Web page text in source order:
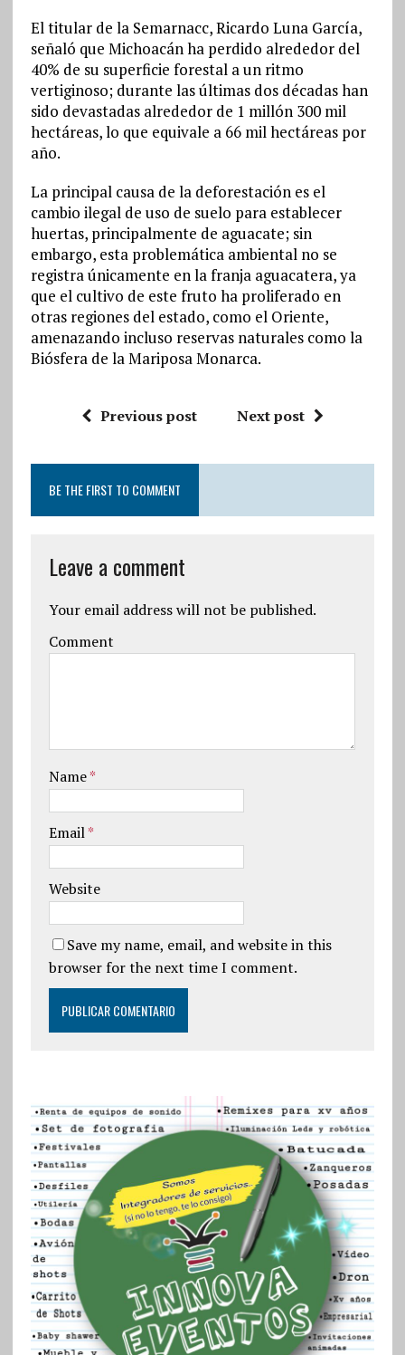
El titular de la Semarnacc, Ricardo Luna García,
señaló que Michoacán ha perdido alrededor del
40% de su superficie forestal a un ritmo
vertiginoso; durante las últimas dos décadas han
sido devastadas alrededor de 1 millón 300 mil
hectáreas, lo que equivale a 66 mil hectáreas por
año.
La principal causa de la deforestación es el
cambio ilegal de uso de suelo para establecer
huertas, principalmente de aguacate; sin
embargo, esta problemática ambiental no se
registra únicamente en la franja aguacatera, ya
que el cultivo de este fruto ha proliferado en
otras regiones del estado, como el Oriente,
amenazando incluso reservas naturales como la
Biósfera de la Mariposa Monarca.
Previous post Next post
BE THE FIRST TO COMMENT
Leave a comment
Your email address will not be published.
Comment
Name*
Email*
Website
Save my name, email, and website in this
browser for the next time I comment.